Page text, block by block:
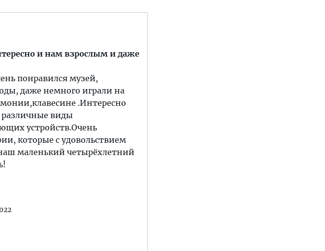
и нам взрослым и даже
понравился музей,
даже немного играли на
.Интересно
различные виды
устройств.Очень
которые с удовольствием
маленький четырёхлетний